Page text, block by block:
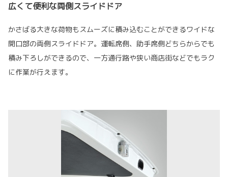
広くて便利な両側スライドドア
かさばる大きな荷物もスムーズに積み込むことができるワイドな
開口部の両側スライドドア。運転席側、助手席側どちらからでも
積み下ろしができるので、一方通行路や狭い商店街などでもラク
に作業が行えます。